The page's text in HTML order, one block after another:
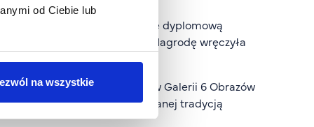
od Ciebie lub
na wszystkie
Agacie Kuczyńskiej
za pracę dyplomową
. Nagrodę wręczyła
indywidualnej wystawy w Galerii 6 Obrazów
jest grafice inspirowanej tradycją